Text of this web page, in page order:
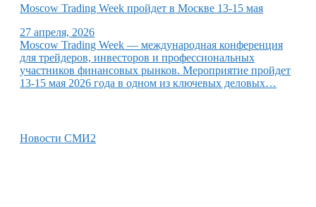
Moscow Trading Week пройдет в Москве 13-15 мая
27 апреля, 2026
Moscow Trading Week — международная конференция
для трейдеров, инвесторов и профессиональных
участников финансовых рынков. Мероприятие пройдет
13-15 мая 2026 года в одном из ключевых деловых…
Новости СМИ2